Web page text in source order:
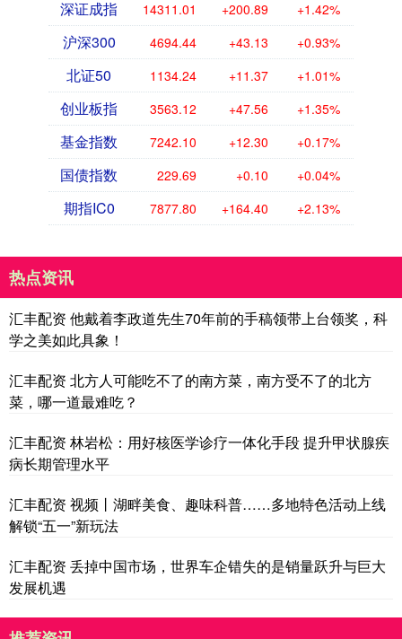
深证成指 14311.01 +200.89 +1.42%
沪深300 4694.44 +43.13 +0.93%
北证50 1134.24 +11.37 +1.01%
创业板指 3563.12 +47.56 +1.35%
基金指数 7242.10 +12.30 +0.17%
国债指数 229.69 +0.10 +0.04%
期指IC0 7877.80 +164.40 +2.13%
热点资讯
汇丰配资 他戴着李政道先生70年前的手稿领带上台领奖，科
学之美如此具象！
汇丰配资 北方人可能吃不了的南方菜，南方受不了的北方
菜，哪一道最难吃？
汇丰配资 林岩松：用好核医学诊疗一体化手段 提升甲状腺疾
病长期管理水平
汇丰配资 视频丨湖畔美食、趣味科普……多地特色活动上线
解锁“五一”新玩法
汇丰配资 丢掉中国市场，世界车企错失的是销量跃升与巨大
发展机遇